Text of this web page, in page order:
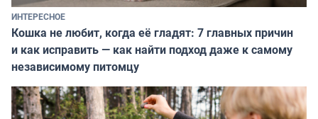
ИНТЕРЕСНОЕ
Кошка не любит, когда её гладят: 7 главных причин
и как исправить — как найти подход даже к самому
независимому питомцу